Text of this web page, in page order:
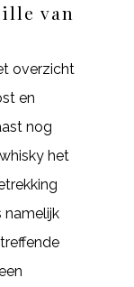
van
overzicht
en
nog
het
namelijk